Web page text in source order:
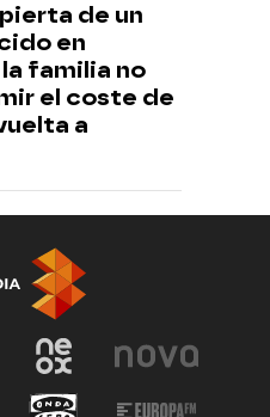
de un
en
familia no
el coste de
a